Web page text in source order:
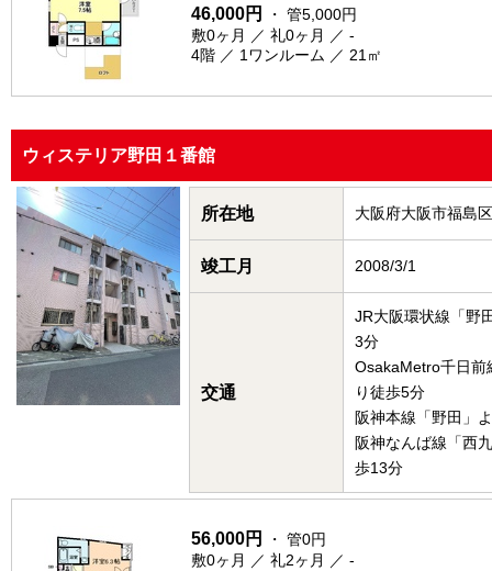
46,000円
・ 管5,000円
敷0ヶ月 ／ 礼0ヶ月 ／ -
4階 ／ 1ワンルーム ／ 21㎡
ウィステリア野田１番館
所在地 大阪府大阪市福島
竣工月 2008/3/1
交通
JR大阪環状線「野
3分
OsakaMetro千日前
り徒歩5分
阪神本線「野田」
阪神なんば線「西
歩13分
56,000円
・ 管0円
敷0ヶ月 ／ 礼2ヶ月 ／ -